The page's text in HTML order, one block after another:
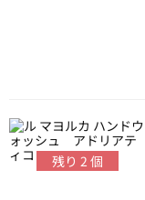
残り 2 個